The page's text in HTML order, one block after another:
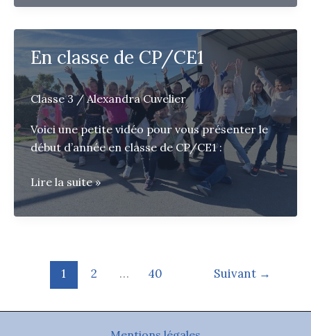
maisons
des
CE1/CE2
En classe de CP/CE1
Classe 3/Alexandra Cuvelier
Voici une petite vidéo pour vous présenter le
début d’année en classe de CP/CE1 :
En
classe
de
Lire la suite »
1 2 … 40 Suivant →